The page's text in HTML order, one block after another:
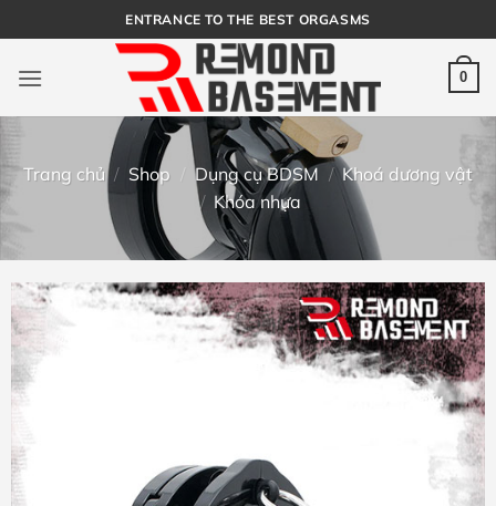
qua
nội
ENTRANCE TO THE BEST ORGASMS
0
Trang chủ / Shop / Dụng cụ BDSM / Khoá dương vật
/ Khóa nhựa